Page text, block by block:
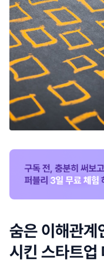
숨은 이해관계
시킨 스타트업